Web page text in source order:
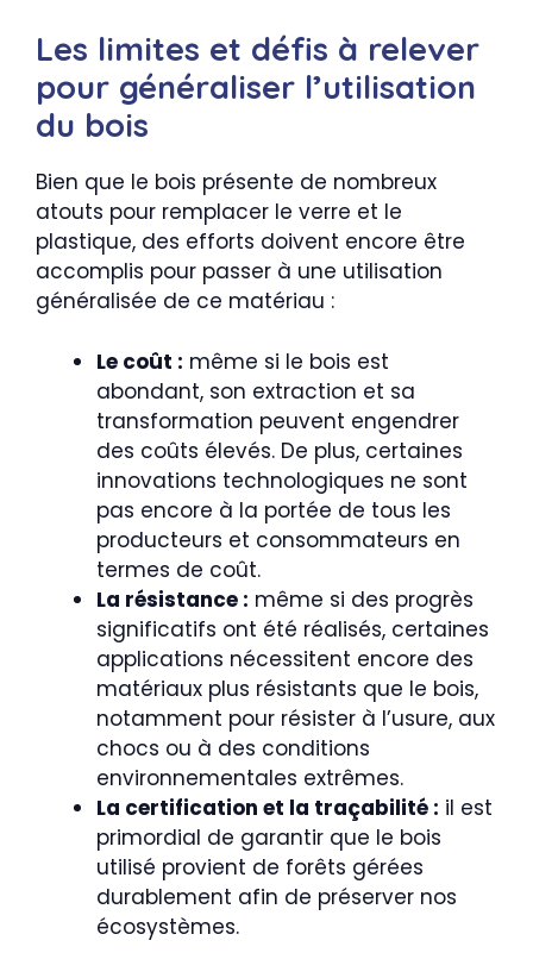
Les limites et défis à relever
pour généraliser l’utilisation
du bois
Bien que le bois présente de nombreux
atouts pour remplacer le verre et le
plastique, des efforts doivent encore être
accomplis pour passer à une utilisation
généralisée de ce matériau :
Le coût : même si le bois est
abondant, son extraction et sa
transformation peuvent engendrer
des coûts élevés. De plus, certaines
innovations technologiques ne sont
pas encore à la portée de tous les
producteurs et consommateurs en
termes de coût.
La résistance : même si des progrès
significatifs ont été réalisés, certaines
applications nécessitent encore des
matériaux plus résistants que le bois,
notamment pour résister à l’usure, aux
chocs ou à des conditions
environnementales extrêmes.
La certification et la traçabilité : il est
primordial de garantir que le bois
utilisé provient de forêts gérées
durablement afin de préserver nos
écosystèmes.